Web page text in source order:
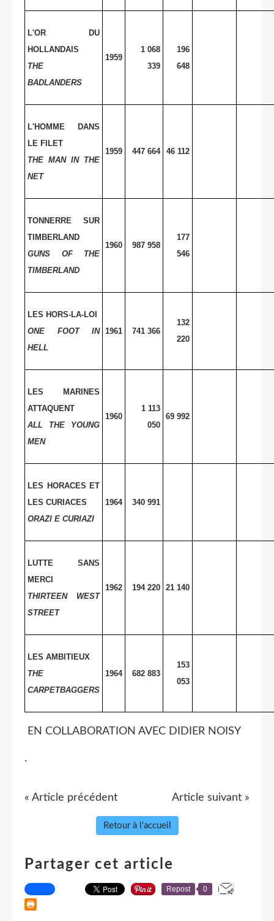
L'OR DU
HOLLANDAIS
THE
BADLANDERS
1959
1 068
339
196
648
L'HOMME DANS
LE FILET
THE MAN IN THE
NET
1959 447 664 46 112
TONNERRE SUR
TIMBERLAND
GUNS OF THE
TIMBERLAND
1960 987 958
177
546
LES HORS-LA-LOI
ONE FOOT IN
HELL
1961 741 366
132
220
LES MARINES
ATTAQUENT
ALL THE YOUNG
MEN
1960
1 113
050
69 992
LES HORACES ET
LES CURIACES
ORAZI E CURIAZI
1964 340 991
LUTTE SANS
MERCI
THIRTEEN WEST
STREET
1962 194 220 21 140
LES AMBITIEUX
THE
CARPETBAGGERS
1964 682 883
153
053
EN COLLABORATION AVEC DIDIER NOISY
.
« Article précédent Article suivant »
Retour à l'accueil
Partager cet article
Repost 0